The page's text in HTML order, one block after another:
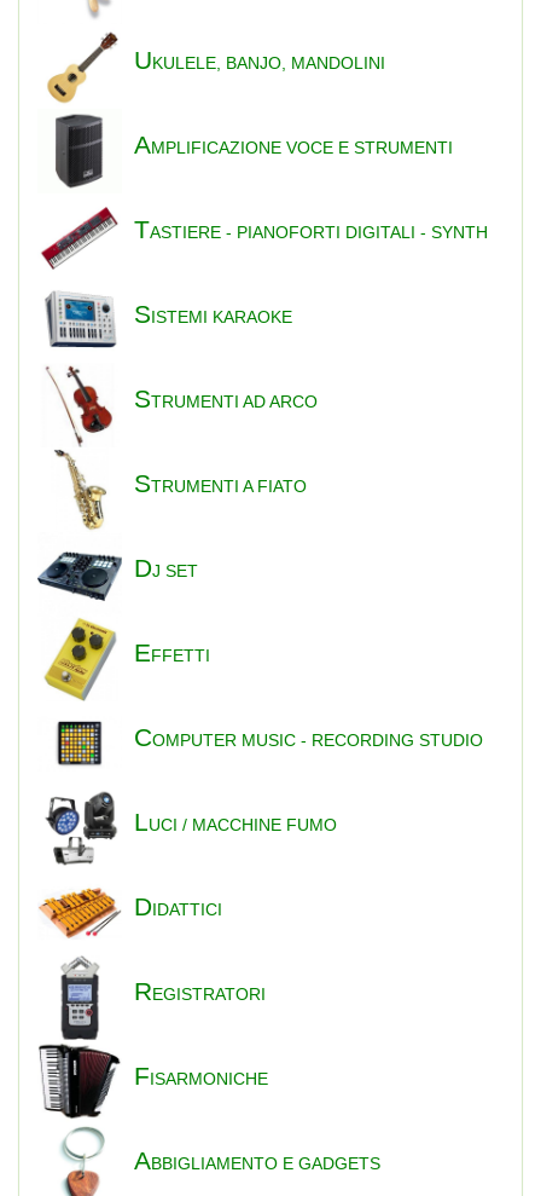
UKULELE, BANJO, MANDOLINI
AMPLIFICAZIONE VOCE E STRUMENTI
TASTIERE - PIANOFORTI DIGITALI - SYNTH
SISTEMI KARAOKE
STRUMENTI AD ARCO
STRUMENTI A FIATO
DJ SET
EFFETTI
COMPUTER MUSIC - RECORDING STUDIO
L UCI / MACCHINE FUMO
DIDATTICI
REGISTRATORI
FISARMONICHE
ABBIGLIAMENTO E GADGETS